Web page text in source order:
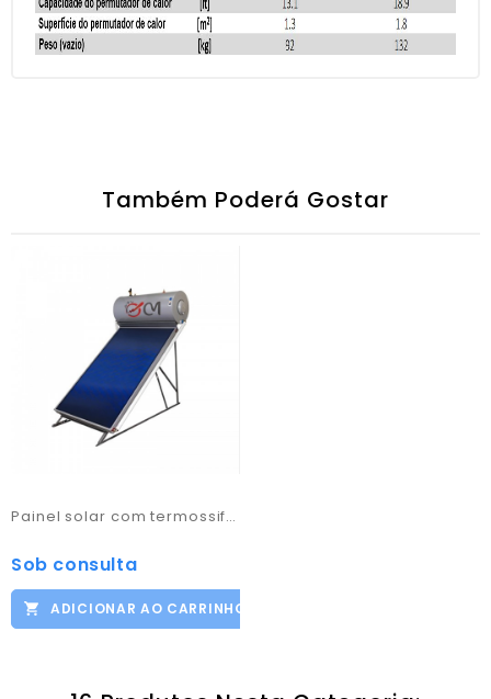
Também Poderá Gostar
Painel solar com termossifão
Preço
Sob consulta
ADICIONAR AO CARRINHO